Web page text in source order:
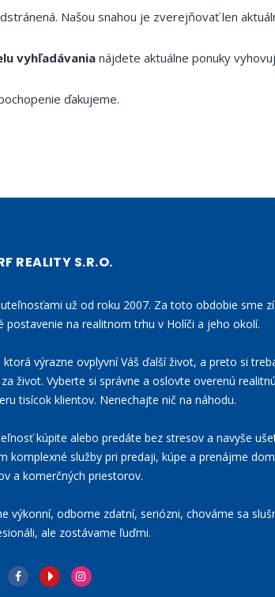
Našou snahou je zverejňovať len
vyhľadávanianájdete aktuálne ponuky
ďakujeme.
REALITY S.R.O.
už od roku 2007. Za toto obdobie sme
postavenie na realitnom trhu v Holíči a jeho okolí.
výrazne ovplyvní Váš ďalší život, a preto si
život. Vyberte si správne a oslovte overenú
tisícok klientov. Nenechajte nič na náhodu.
kúpite alebo predáte bez stresov a navyše
komplexné služby pri predaji, kúpe a prenájme
a komerčných priestorov.
výkonní, odborne zdatní, seriózni, chováme sa
ale zostávame ľuďmi.